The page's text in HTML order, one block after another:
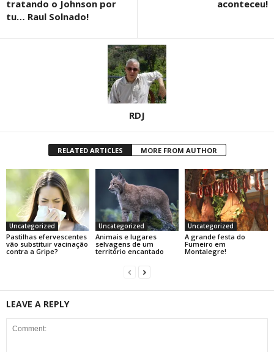
tratando o Johnson por
tu… Raul Solnado!
aconteceu!
RDJ
RELATED ARTICLES MORE FROM AUTHOR
Uncategorized
Pastilhas efervescentes
vão substituir vacinação
contra a Gripe?
Uncategorized
Animais e lugares
selvagens de um
território encantado
Uncategorized
A grande festa do
Fumeiro em
Montalegre!
LEAVE A REPLY